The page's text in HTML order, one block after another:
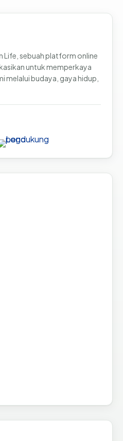
Life, sebuah platform online
untuk memperkaya
melalui budaya, gaya hidup,